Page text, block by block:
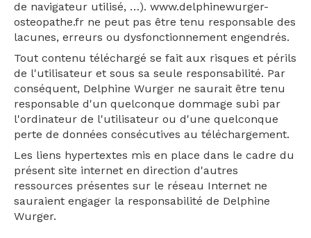
de navigateur utilisé, …). www.delphinewurger-
osteopathe.fr ne peut pas être tenu responsable des
lacunes, erreurs ou dysfonctionnement engendrés.
Tout contenu téléchargé se fait aux risques et périls
de l'utilisateur et sous sa seule responsabilité. Par
conséquent, Delphine Wurger ne saurait être tenu
responsable d'un quelconque dommage subi par
l'ordinateur de l'utilisateur ou d'une quelconque
perte de données consécutives au téléchargement.
Les liens hypertextes mis en place dans le cadre du
présent site internet en direction d'autres
ressources présentes sur le réseau Internet ne
sauraient engager la responsabilité de Delphine
Wurger.